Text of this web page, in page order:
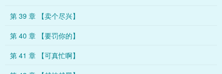
第 39 章 【卖个尽兴】
第 40 章 【要罚你的】
第 41 章 【可真忙啊】